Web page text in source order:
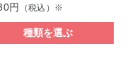
円 （税込）※
種類を選ぶ